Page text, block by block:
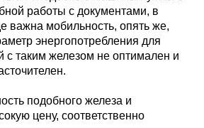
работы с документами, в
важна мобильность, опять же,
энергопотребления для
с таким железом не оптимален и
подобного железа и
цену, соответственно